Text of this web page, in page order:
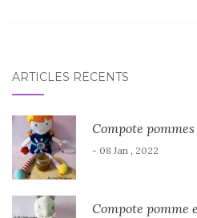
ARTICLES RÉCENTS
Compote
- 08 Jan , 2022
Compote pomme